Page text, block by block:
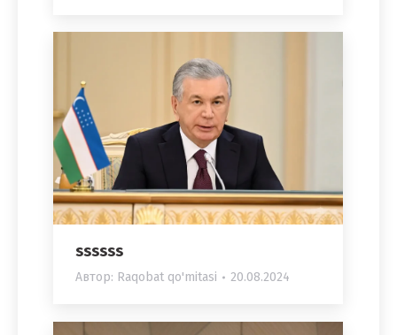
ssssss
Автор: Raqobat qo'mitasi 20.08.2024